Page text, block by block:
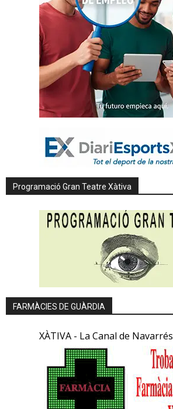
Programació Gran Teatre Xàtiva
FARMÀCIES DE GUÀRDIA
XÀTIVA - La Canal de Navarrés